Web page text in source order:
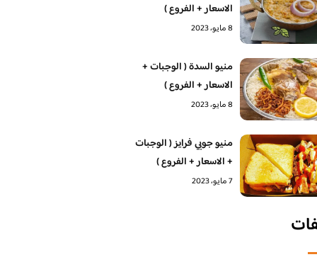
الاسعار + الفروع )
8 مايو، 2023
منيو السدة ( الوجبات +
الاسعار + الفروع )
8 مايو، 2023
منيو جوبي فرايز ( الوجبات
+ الاسعار + الفروع )
7 مايو، 2023